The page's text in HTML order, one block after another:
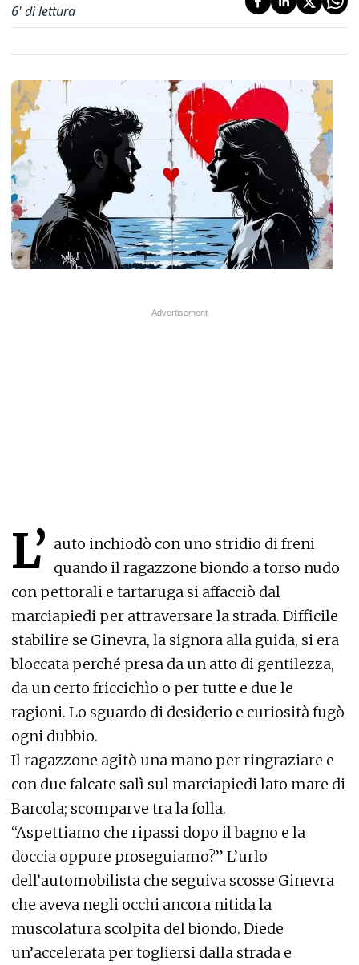
6' di lettura
L’ auto inchiodò con uno stridio di freni
quando il ragazzone biondo a torso nudo
con pettorali e tartaruga si affacciò dal
marciapiedi per attraversare la strada. Difficile
stabilire se Ginevra, la signora alla guida, si era
bloccata perché presa da un atto di gentilezza,
da un certo friccichìo o per tutte e due le
ragioni. Lo sguardo di desiderio e curiosità fugò
ogni dubbio.
Il ragazzone agitò una mano per ringraziare e
con due falcate salì sul marciapiedi lato mare di
Barcola; scomparve tra la folla.
“Aspettiamo che ripassi dopo il bagno e la
doccia oppure proseguiamo?” L’urlo
dell’automobilista che seguiva scosse Ginevra
che aveva negli occhi ancora nitida la
muscolatura scolpita del biondo. Diede
un’accelerata per togliersi dalla strada e